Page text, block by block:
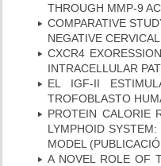
THROUGH MMP-9
COMPARATIVE
NEGATIVE
CXCR4
INTRACELLULAR
EL IGF-II
TROFOBLASTO
PROTEIN CALORIE
LYMPHOID
MODEL
A NOVEL ROLE OF